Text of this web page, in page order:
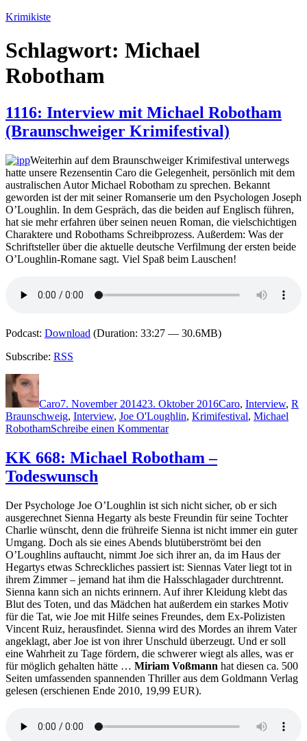
Zum
springen
Krimikiste
Schlagwort: Michael
Robotham
1116: Interview mit Michael Robotham
(Braunschweiger Krimifestival)
Weiterhin auf dem Braunschweiger Krimifestival unterwegs
hatte unsere Rezensentin Caro die Gelegenheit, persönlich mit dem
australischen Autor Michael Robotham zu sprechen. Bekannt
geworden ist der mit seiner Romanserie um den Psychologen Joseph
O’Loughlin. In dem Gespräch, das die beiden auf Englisch führen,
hat sie mehr erfahren über seinen neuen Roman, die vielschichtigen
Charaktere und Robothams Schreibprozess. Außerdem: Was der
Schriftsteller über die aktuelle deutsche Verfilmung der ersten beide
O’Loughlin-Romane sagt. Viel Spaß beim Lauschen!
Podcast: Download (Duration: 33:27 — 30.6MB)
Subscribe: RSS
Autor
Caro7. November 201423. Oktober 2016Caro, Interview, R
Braunschweig, Interview, Joe O'Loughlin, Krimifestival, Michael
RobothamSchreibe einen Kommentarzu
Interview
mit
(Braunschweiger
Krimifestival)
KK 668: Michael Robotham –
Todeswunsch
Der Psychologe Joe O’Loughlin ist sich nicht sicher, ob er sich
ausgerechnet Sienna Hegarty als beste Freundin für seine Tochter
Charlie wünscht, denn die frühreife Sienna ist nicht immer ein guter
Umgang. Doch als sie eines Abends blutüberströmt bei den
O’Loughlins auftaucht, nimmt Joe sich ihrer an, da im Haus der
Hegartys etwas Schreckliches passiert ist: Siennas Vater liegt tot in
ihrem Zimmer – jemand hat ihm die Halsschlagader durchtrennt.
Sienna kann sich an nichts erinnern. Auf ihrer Kleidung klebt das
Blut des Toten, und das Mädchen hat außerdem ein starkes Motiv
für die Tat, wie Joe mit Hilfe seines Freundes, dem Ex-Polizisten
Vincent Ruiz, herausfindet. Sienna wird des Mordes an ihrem Vater
angeklagt, aber Joe ist von ihrer Unschuld überzeugt. Und er soll
eine Wahrheit zu Tage fördern, die schwerer wiegt als alles, was er
für möglich gehalten hätte … Miriam Voßmann hat diesen ca. 500
Seiten umfassenden spannenden Thriller aus dem Goldmann Verlag
gelesen (erschienen Ende 2010, 19,99 EUR).